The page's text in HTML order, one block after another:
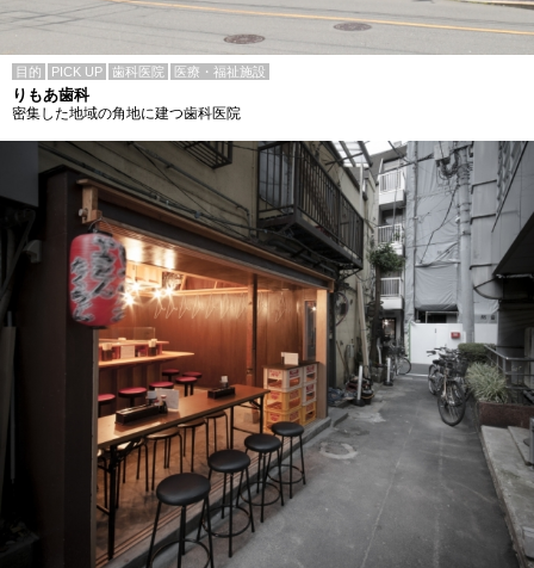
目的 PICK UP 歯科医院 医療・福祉施設
りもあ歯科
密集した地域の角地に建つ歯科医院